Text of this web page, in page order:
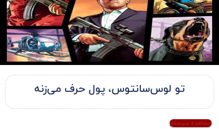
تو لوس‌سانتوس، پول حرف می‌زنه
مشاهده سیستم